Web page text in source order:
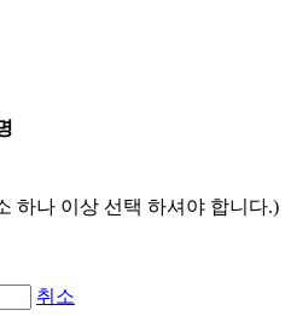
하나 이상 선택 하셔야 합니다.)
취소